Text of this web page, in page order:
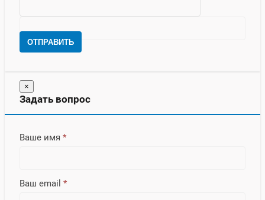
ОТПРАВИТЬ
×
Задать вопрос
Ваше имя *
Ваш email *